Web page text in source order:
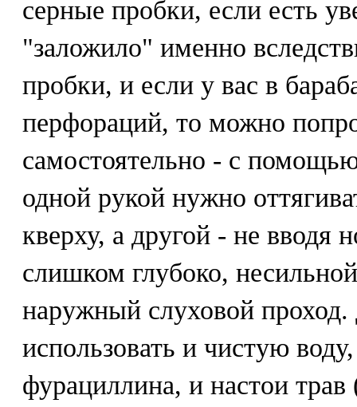
серные пробки, если есть
"заложило" именно
пробки, и если у вас в
перфораций, то можно
самостоятельно - с
одной рукой нужно
кверху, а другой - не вводя
слишком глубоко,
наружный слуховой
использовать и чистую
фурациллина, и настои